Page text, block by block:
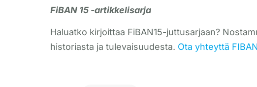
FiBAN 15 -artikkelisarja
Haluatko kirjoittaa FiBAN15-juttusarjaan?
historiasta ja tulevaisuudesta. Ota yhteyttä